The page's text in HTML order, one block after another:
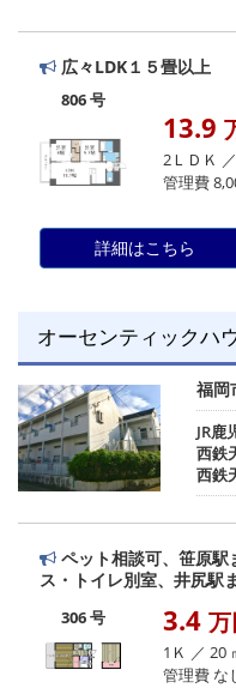
広々LDK１５畳以上
806 号
13.9
2ＬＤＫ
管理費
詳細はこちら
オーセンティックハ
福岡
JR鹿
西鉄
西鉄
ペット相談可、笹原
ス・トイレ別室、井尻駅
306 号 3.4 万
1Ｋ ／ 20
管理費 な